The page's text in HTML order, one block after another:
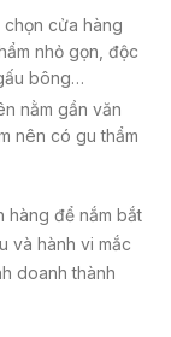
chọn cửa hàng
nhỏ gọn, độc
bông…
nằm gần văn
nên có gu thẩm
hàng để nắm bắt
và hành vi mắc
doanh thành